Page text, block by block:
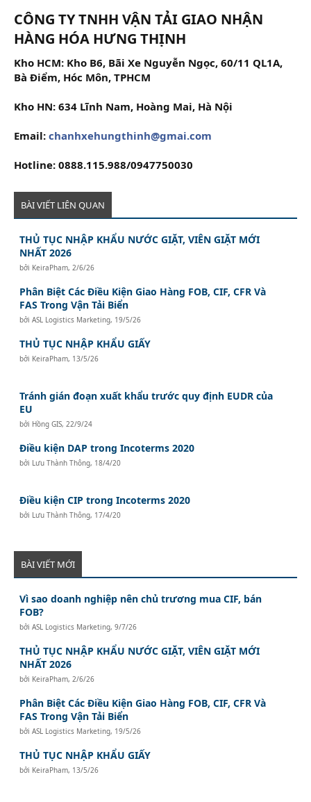
CÔNG TY TNHH VẬN TẢI GIAO NHẬN
HÀNG HÓA HƯNG THỊNH
Kho HCM: Kho B6, Bãi Xe Nguyễn Ngọc, 60/11 QL1A,
Bà Điểm, Hóc Môn, TPHCM
Kho HN: 634 Lĩnh Nam, Hoàng Mai, Hà Nội
Email: chanhxehungthinh@gmai.com
Hotline: 0888.115.988/0947750030
BÀI VIẾT LIÊN QUAN
THỦ TỤC NHẬP KHẨU NƯỚC GIẶT, VIÊN GIẶT MỚI
NHẤT 2026
bởi KeiraPham, 2/6/26
Phân Biệt Các Điều Kiện Giao Hàng FOB, CIF, CFR Và
FAS Trong Vận Tải Biển
bởiASL Logistics Marketing, 19/5/26
THỦ TỤC NHẬP KHẨU GIẤY
bởi KeiraPham, 13/5/26
Tránh gián đoạn xuất khẩu trước quy định EUDR của
EU
bởi Hồng GIS, 22/9/24
Điều kiện DAP trong Incoterms 2020
bởi Lưu Thành Thông, 18/4/20
Điều kiện CIP trong Incoterms 2020
bởi Lưu Thành Thông, 17/4/20
BÀI VIẾT MỚI
Vì sao doanh nghiệp nên chủ trương mua CIF, bán
FOB?
bởiASL Logistics Marketing,9/7/26
THỦ TỤC NHẬP KHẨU NƯỚC GIẶT, VIÊN GIẶT MỚI
NHẤT 2026
bởi KeiraPham, 2/6/26
Phân Biệt Các Điều Kiện Giao Hàng FOB, CIF, CFR Và
FAS Trong Vận Tải Biển
bởiASL Logistics Marketing, 19/5/26
THỦ TỤC NHẬP KHẨU GIẤY
bởi KeiraPham, 13/5/26